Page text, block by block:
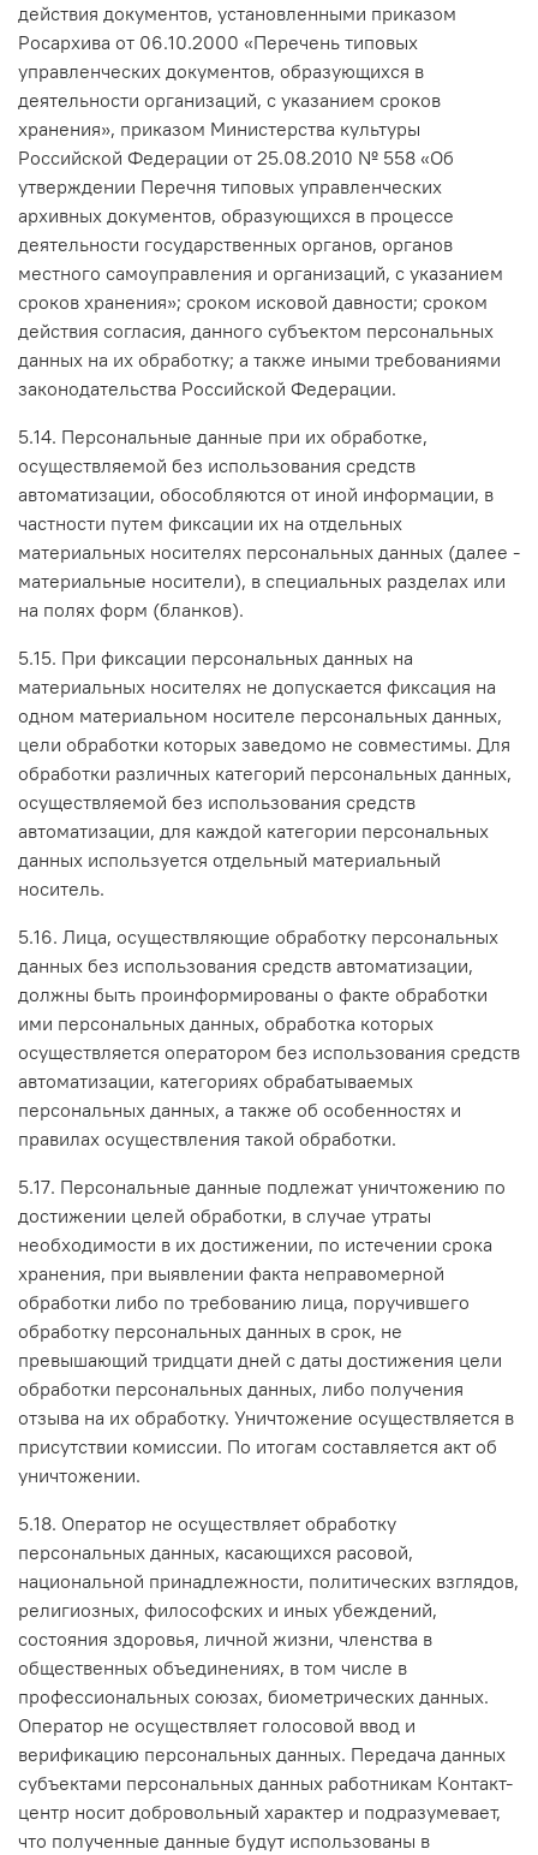
действия документов, установленными приказом
Росархива от 06.10.2000 «Перечень типовых
управленческих документов, образующихся в
деятельности организаций, с указанием сроков
хранения», приказом Министерства культуры
Российской Федерации от 25.08.2010 № 558 «Об
утверждении Перечня типовых управленческих
архивных документов, образующихся в процессе
деятельности государственных органов, органов
местного самоуправления и организаций, с указанием
сроков хранения»; сроком исковой давности; сроком
действия согласия, данного субъектом персональных
данных на их обработку; а также иными требованиями
законодательства Российской Федерации.
5.14. Персональные данные при их обработке,
осуществляемой без использования средств
автоматизации, обособляются от иной информации, в
частности путем фиксации их на отдельных
материальных носителях персональных данных (далее -
материальные носители), в специальных разделах или
на полях форм (бланков).
5.15. При фиксации персональных данных на
материальных носителях не допускается фиксация на
одном материальном носителе персональных данных,
цели обработки которых заведомо не совместимы. Для
обработки различных категорий персональных данных,
осуществляемой без использования средств
автоматизации, для каждой категории персональных
данных используется отдельный материальный
носитель.
5.16. Лица, осуществляющие обработку персональных
данных без использования средств автоматизации,
должны быть проинформированы о факте обработки
ими персональных данных, обработка которых
осуществляется оператором без использования средств
автоматизации, категориях обрабатываемых
персональных данных, а также об особенностях и
правилах осуществления такой обработки.
5.17. Персональные данные подлежат уничтожению по
достижении целей обработки, в случае утраты
необходимости в их достижении, по истечении срока
хранения, при выявлении факта неправомерной
обработки либо по требованию лица, поручившего
обработку персональных данных в срок, не
превышающий тридцати дней с даты достижения цели
обработки персональных данных, либо получения
отзыва на их обработку. Уничтожение осуществляется в
присутствии комиссии. По итогам составляется акт об
уничтожении.
5.18. Оператор не осуществляет обработку
персональных данных, касающихся расовой,
национальной принадлежности, политических взглядов,
религиозных, философских и иных убеждений,
состояния здоровья, личной жизни, членства в
общественных объединениях, в том числе в
профессиональных союзах, биометрических данных.
Оператор не осуществляет голосовой ввод и
верификацию персональных данных. Передача данных
субъектами персональных данных работникам Контакт-
центр носит добровольный характер и подразумевает,
что полученные данные будут использованы в